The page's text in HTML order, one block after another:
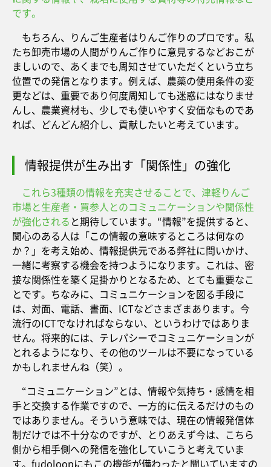
です。
もちろん、りんご生産者はりんご作りのプロです。私
たち卸売市場の人間がりんご作りに意見するなどおこが
ましいので、あくまでも周知させていただくという立ち
位置での発信となります。例えば、農薬の使用条件の変
更などは、重要であり何度周知しても迷惑にはなりませ
んし、農業資材も、少しでも使いやすく安価なものであ
れば、どんどん紹介し、貢献したいと考えています。
情報提供が生み出す「関係性」の強化
これら3種類の情報を充実させることで、津軽りんご
市場と生産者・買参人とのコミュニケーションや関係性
が強化される と期待しています。“情報”を提供すると、
関心のある人は「この情報の意味するところは何なの
か？」を考え始め、情報提供元である弊社に問いかけ、
一緒に考察する機会を持つようになります。これは、密
接な関係性を築く足掛かりとなるため、とても重要なこ
とです。ちなみに、コミュニケーションを図る手段に
は、対面、電話、書面、ICTなどさまざまあります。今
流行のICTでなければならない、というわけではありま
せん。将来的には、テレパシーでコミュニケーションが
とれるようになり、その他のツールは不要になっている
かもしれませんね（笑）。
“コミュニケーション”とは、情報や気持ち・感情を相
手と交換する作業ですので、一方的に伝えるだけのもの
ではありません。そういう意味では、現在の情報発信体
制だけでは不十分なのですが、とりあえず今は、こちら
側から相手側への発信を強化していこうと考えていま
す。fudoloopにもこの機能が備わったと聞いていますの